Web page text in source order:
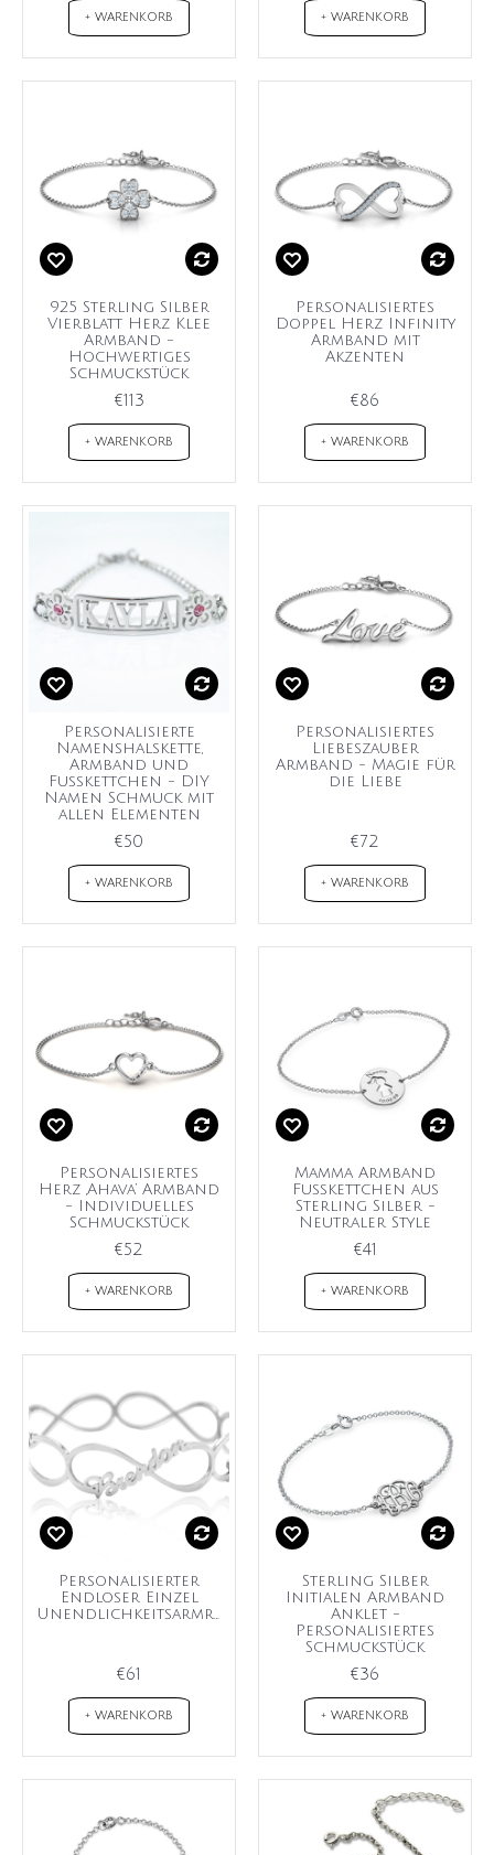
+ WARENKORB + WARENKORB
925 Sterling Silber
Vierblatt Herz Klee
Armband -
Hochwertiges
Schmuckstück
€113
+ WARENKORB
Personalisiertes
Doppel Herz Infinity
Armband mit
Akzenten
€86
+ WARENKORB
Personalisierte
Namenshalskette,
Armband und
Fußkettchen - DIY
Namen Schmuck mit
allen Elementen
€50
+ WARENKORB
Personalisiertes
Liebeszauber
Armband - Magie für
die Liebe
€72
+ WARENKORB
Personalisiertes
Herz ‚Ahava‘ Armband
- Individuelles
Schmuckstück
€52
+ WARENKORB
Mamma Armband
Fußkettchen aus
Sterling Silber -
Neutraler Style
€41
+ WARENKORB
Personalisierter
Endloser Einzel
Unendlichkeitsarmreif
€61
+ WARENKORB
Sterling Silber
Initialen Armband
Anklet -
Personalisiertes
Schmuckstück
€36
+ WARENKORB